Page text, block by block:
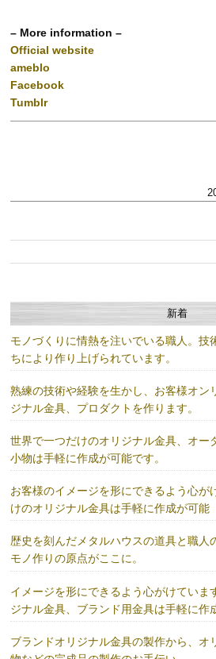
– More information –
Official website
ameblo
Facebook
Tumblr
新着
モノづくりに情熱を注いでいる職人。技
ちにより作り上げられています。
熟練の技術や経験を生かし、お客様オン
ジナル金具、プロダクトを作ります。
世界で一つだけのオリジナル金具、オー
小物は手軽に作成が可能です。
お客様のイメージを形にできるよう心が
けのオリジナル金具は手軽に作成が可能
歴史を刻んだメタルハウスの道具と職人
モノ作りの原点がここに。
イメージを形にできるよう心がけていま
ジナル金具、ブランド用金具は手軽に作
ブランドオリジナル金具の製作から、オ